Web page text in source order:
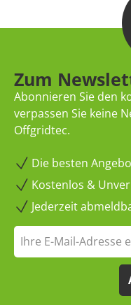
Zum
Abonnieren Sie den
verpassen Sie keine
Offgridtec.
Die besten
Kostenlos &
Jederzeit